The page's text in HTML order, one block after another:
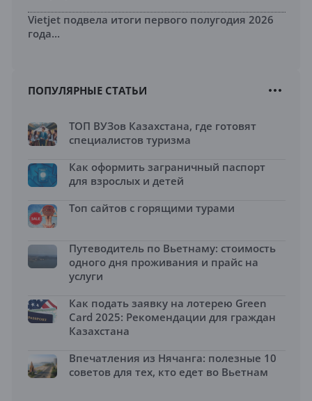
Vietjet подвела итоги первого полугодия 2026
года...
ПОПУЛЯРНЫЕ СТАТЬИ
ТОП ВУЗов Казахстана, где готовят
специалистов туризма
Как оформить заграничный паспорт
для взрослых и детей
Топ сайтов с горящими турами
Путеводитель по Вьетнаму: стоимость
одного дня проживания и прайс на
услуги
Как подать заявку на лотерею Green
Card 2025: Рекомендации для граждан
Казахстана
Впечатления из Нячанга: полезные 10
советов для тех, кто едет во Вьетнам